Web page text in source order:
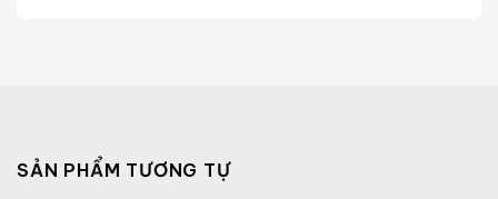
SẢN PHẨM TƯƠNG TỰ